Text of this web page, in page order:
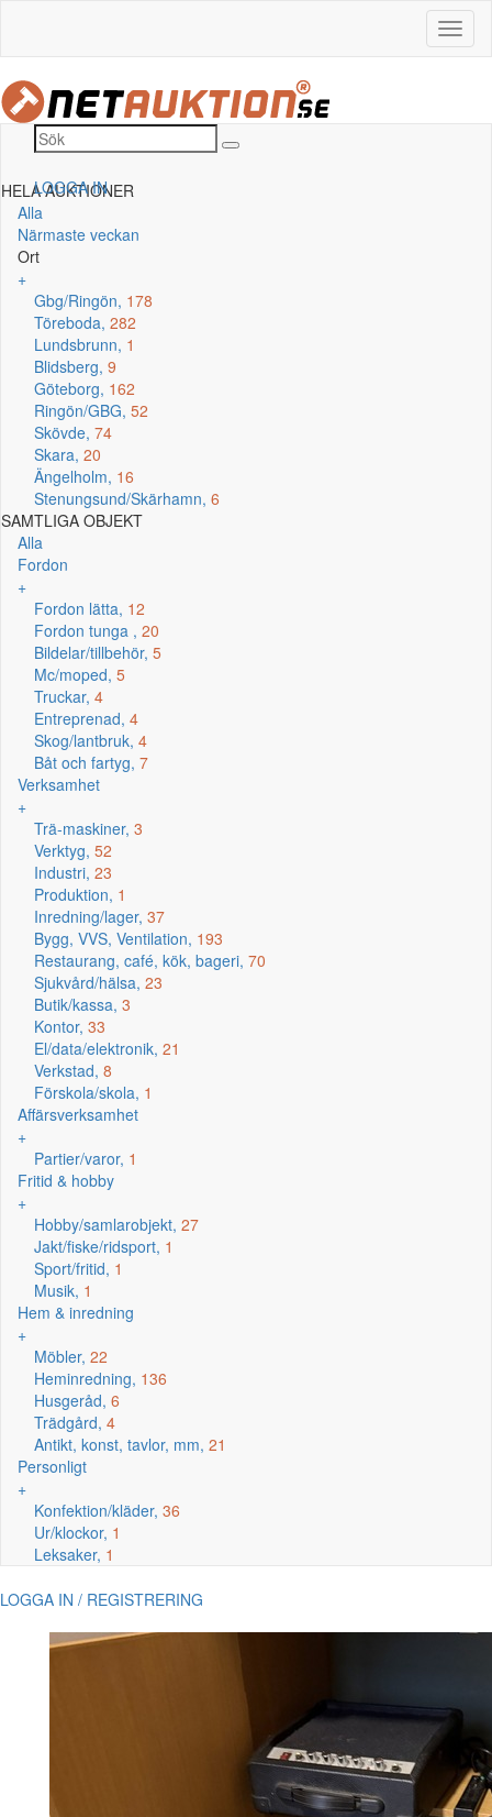
LOGGA IN
HELA AUKTIONER
Alla
Närmaste veckan
Ort
+
Gbg/Ringön, 178
Töreboda, 282
Lundsbrunn, 1
Blidsberg, 9
Göteborg, 162
Ringön/GBG, 52
Skövde, 74
Skara, 20
Ängelholm, 16
Stenungsund/Skärhamn, 6
SAMTLIGA OBJEKT
Alla
Fordon
+
Fordon lätta, 12
Fordon tunga , 20
Bildelar/tillbehör, 5
Mc/moped, 5
Truckar, 4
Entreprenad, 4
Skog/lantbruk, 4
Båt och fartyg, 7
Verksamhet
+
Trä-maskiner, 3
Verktyg, 52
Industri, 23
Produktion, 1
Inredning/lager, 37
Bygg, VVS, Ventilation, 193
Restaurang, café, kök, bageri, 70
Sjukvård/hälsa, 23
Butik/kassa, 3
Kontor, 33
El/data/elektronik, 21
Verkstad, 8
Förskola/skola, 1
Affärsverksamhet
+
Partier/varor, 1
Fritid & hobby
+
Hobby/samlarobjekt, 27
Jakt/fiske/ridsport, 1
Sport/fritid, 1
Musik, 1
Hem & inredning
+
Möbler, 22
Heminredning, 136
Husgeråd, 6
Trädgård, 4
Antikt, konst, tavlor, mm, 21
Personligt
+
Konfektion/kläder, 36
Ur/klockor, 1
Leksaker, 1
LOGGA IN / REGISTRERING